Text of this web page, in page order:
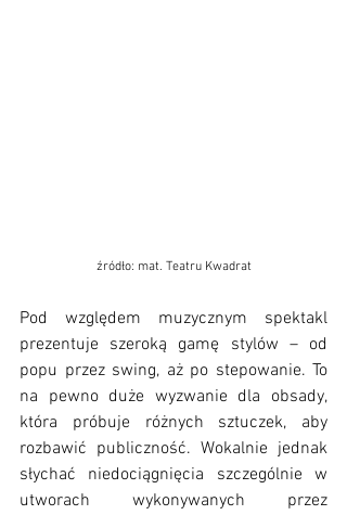
źródło: mat. Teatru Kwadrat
Pod względem muzycznym spektakl
prezentuje szeroką gamę stylów – od
popu przez swing, aż po stepowanie. To
na pewno duże wyzwanie dla obsady,
która próbuje różnych sztuczek, aby
rozbawić publiczność. Wokalnie jednak
słychać niedociągnięcia szczególnie w
utworach wykonywanych przez